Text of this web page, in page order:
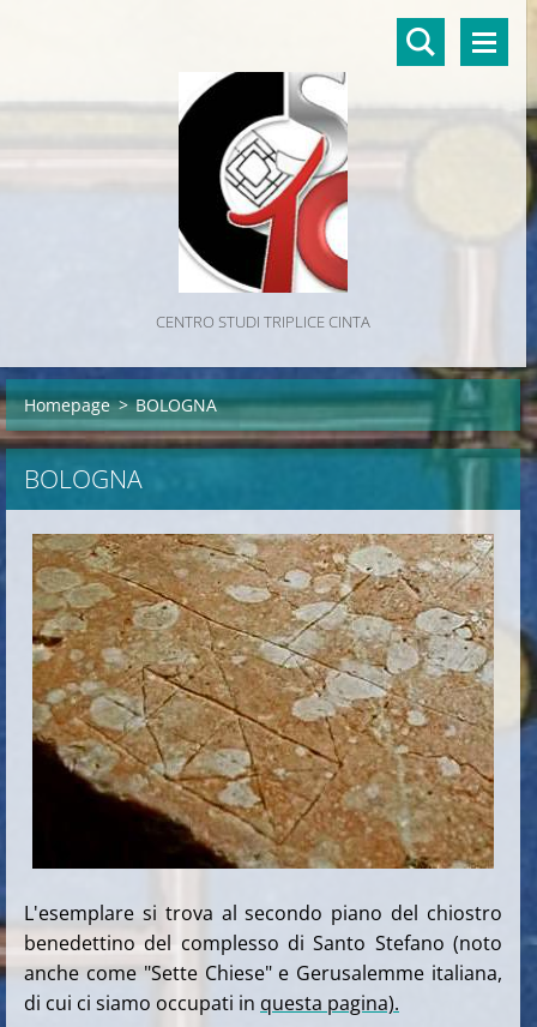
CENTRO STUDI TRIPLICE CINTA
Homepage > BOLOGNA
BOLOGNA
L'esemplare si trova al secondo piano del chiostro
benedettino del complesso di Santo Stefano (noto
anche come "Sette Chiese" e Gerusalemme italiana,
di cui ci siamo occupati in questa pagina).